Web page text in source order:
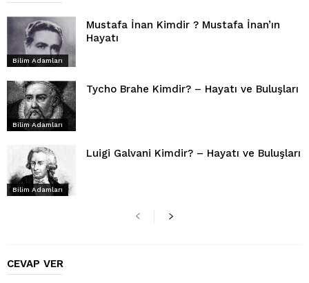
Bilim Adamları
Mustafa İnan Kimdir ? Mustafa İnan’ın
Hayatı
Bilim Adamları
Tycho Brahe Kimdir? – Hayatı ve Buluşları
Bilim Adamları
Luigi Galvani Kimdir? – Hayatı ve Buluşları
CEVAP VER